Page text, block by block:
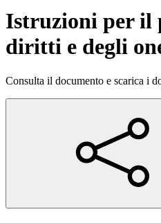
Istruzioni per il
diritti e degli
Consulta il documento e scarica i